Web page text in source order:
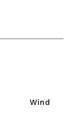
Wind